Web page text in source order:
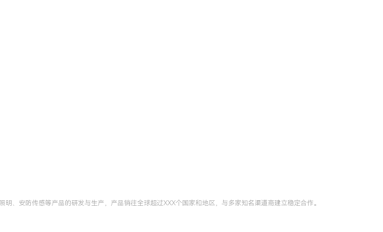
、安防传感等产品的研发与生产，产品销往全球超过XXX个国家和地区，与多家知名渠道商建立稳定合作。